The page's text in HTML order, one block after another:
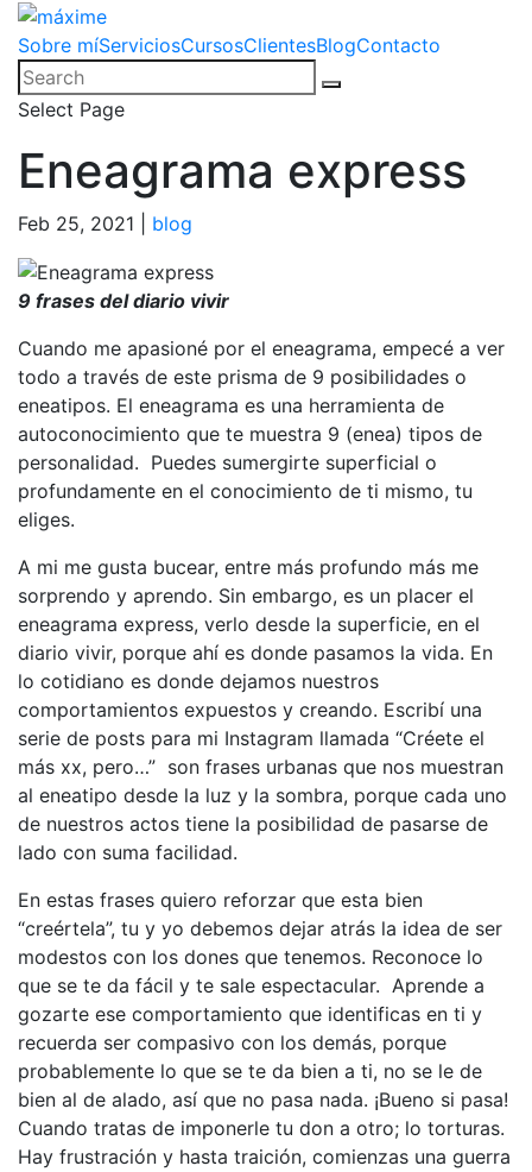
Sobre míServiciosCursosClientesBlogContacto
Select Page
Eneagrama express
Feb 25, 2021 blog
9 frases del diario vivir
Cuando me apasioné por el eneagrama, empecé a ver
todo a través de este prisma de 9 posibilidades o
eneatipos. El eneagrama es una herramienta de
autoconocimiento que te muestra 9 (enea) tipos de
personalidad. Puedes sumergirte superficial o
profundamente en el conocimiento de ti mismo, tu
eliges.
A mi me gusta bucear, entre más profundo más me
sorprendo y aprendo. Sin embargo, es un placer el
eneagrama express, verlo desde la superficie, en el
diario vivir, porque ahí es donde pasamos la vida. En
lo cotidiano es donde dejamos nuestros
comportamientos expuestos y creando. Escribí una
serie de posts para mi Instagram llamada “Créete el
más xx, pero…” son frases urbanas que nos muestran
al eneatipo desde la luz y la sombra, porque cada uno
de nuestros actos tiene la posibilidad de pasarse de
lado con suma facilidad.
En estas frases quiero reforzar que esta bien
“creértela”, tu y yo debemos dejar atrás la idea de ser
modestos con los dones que tenemos. Reconoce lo
que se te da fácil y te sale espectacular. Aprende a
gozarte ese comportamiento que identificas en ti y
recuerda ser compasivo con los demás, porque
probablemente lo que se te da bien a ti, no se le de
bien al de alado, así que no pasa nada. ¡Bueno si pasa!
Cuando tratas de imponerle tu don a otro; lo torturas.
Hay frustración y hasta traición, comienzas una guerra